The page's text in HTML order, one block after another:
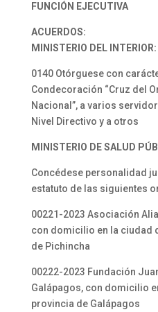
FUNCIÓN EJECUTIVA
ACUERDOS:
MINISTERIO DEL INTERIOR:
0140 Otórguese con
Condecoración “Cruz del
Nacional”, a varios
Nivel Directivo y a otros
MINISTERIO DE SALUD
Concédese personalidad
estatuto de las siguientes
00221-2023 Asociación
con domicilio en la ciudad
de Pichincha
00222-2023 Fundación
Galápagos, con domicilio
provincia de Galápagos